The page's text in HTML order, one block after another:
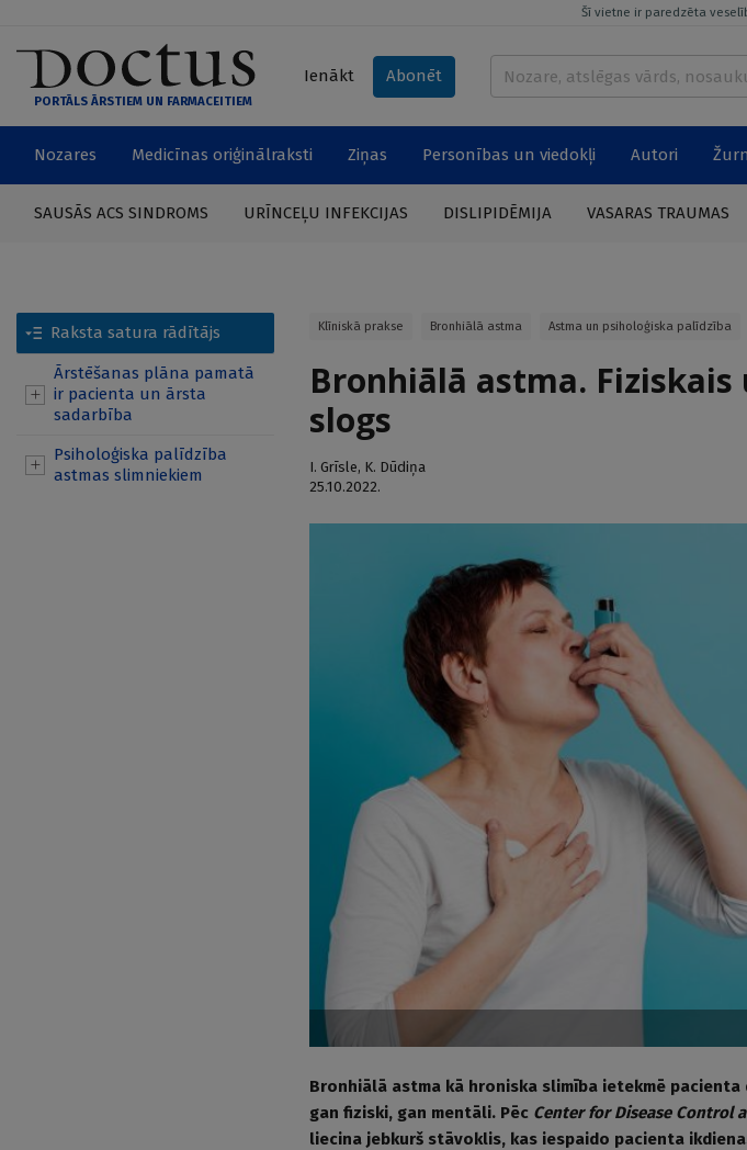
Šī vietne ir paredzēta
PORTĀLS ĀRSTIEM UN FARMACEITIEM
Ienākt Abonēt
Nozares Medicīnas oriģinālraksti Ziņas Personības un viedokļi Autori
SAUSĀS ACS SINDROMS URĪNCEĻU INFEKCIJAS DISLIPIDĒMIJA VASARAS TRAUMAS
Raksta satura rādītājs
Ārstēšanas plāna pamatā
ir pacienta un ārsta
sadarbība
Psiholoģiska palīdzība
astmas slimniekiem
Klīniskā prakse Bronhiālā astma Astma un psiholoģiska palīdzība
Bronhiālā astma.
slogs
I. Grīsle, K. Dūdiņa
25.10.2022.
Bronhiālā astma kā hroniska slimība ietekmē
gan fiziski, gan mentāli. Pēc Center for Disease Control
liecina jebkurš stāvoklis, kas iespaido pacienta